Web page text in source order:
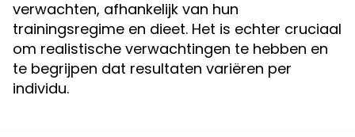
verwachten, afhankelijk van hun
trainingsregime en dieet. Het is echter cruciaal
om realistische verwachtingen te hebben en
te begrijpen dat resultaten variëren per
individu.